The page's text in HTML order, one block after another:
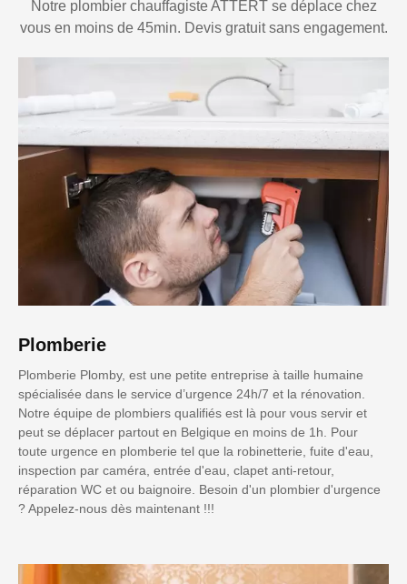
Notre plombier chauffagiste ATTERT se déplace chez
vous en moins de 45min. Devis gratuit sans engagement.
Plomberie
Plomberie Plomby, est une petite entreprise à taille humaine
spécialisée dans le service d’urgence 24h/7 et la rénovation.
Notre équipe de plombiers qualifiés est là pour vous servir et
peut se déplacer partout en Belgique en moins de 1h. Pour
toute urgence en plomberie tel que la robinetterie, fuite d'eau,
inspection par caméra, entrée d'eau, clapet anti-retour,
réparation WC et ou baignoire. Besoin d'un plombier d'urgence
? Appelez-nous dès maintenant !!!